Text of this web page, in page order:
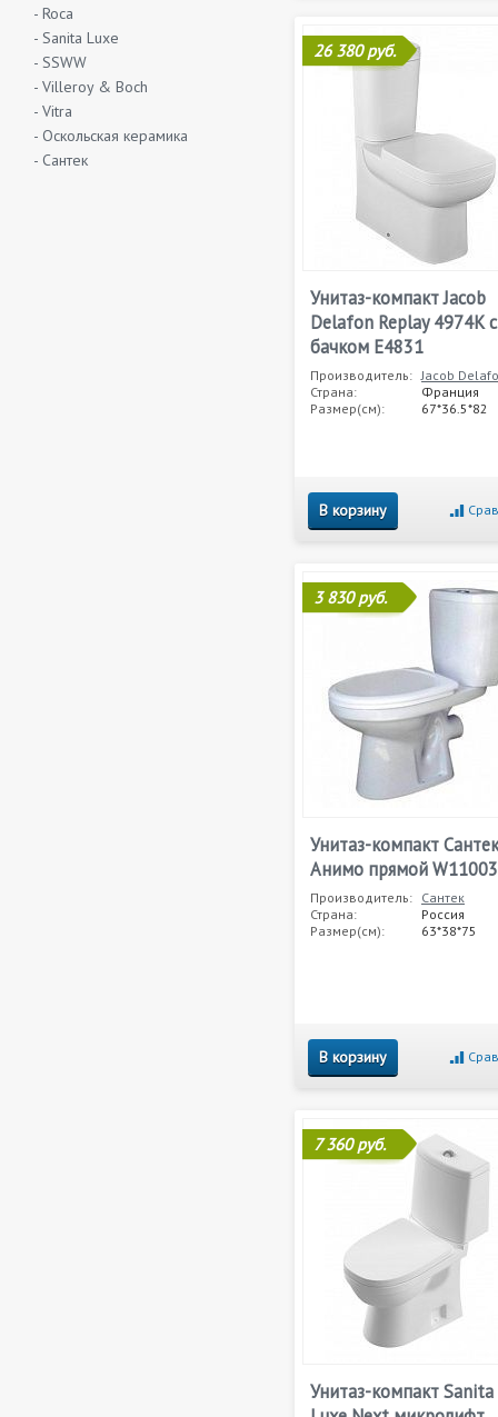
- Roca
- Sanita Luxe
- SSWW
- Villeroy & Boch
- Vitra
- Оскольская керамика
- Сантек
26 380 руб.
Унитаз-компакт Jacob
Delafon Replay 4974K с
бачком E4831
Производитель: Jacob
Страна:
Франция
Размер(см):
67*36.5*82
В корзину
3 830 руб.
Унитаз-компакт Сантек
Анимо прямой
Производитель: Сантек
Страна:
Россия
Размер(см):
63*38*75
В корзину
7 360 руб.
Унитаз-компакт Sanita